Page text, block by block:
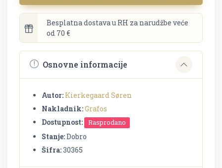
Besplatna dostava u RH za narudžbe veće
od 70 €
Osnovne informacije
Autor: Kierkegaard Søren
Nakladnik:Grafos
Dostupnost:
Rasprodano
Stanje:Dobro
Šifra:30365